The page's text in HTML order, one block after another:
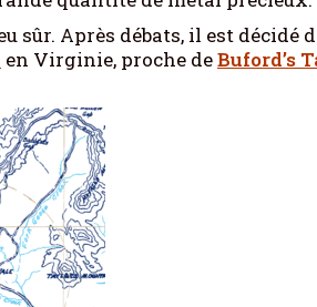
sûr. Après débats, il est décidé
en Virginie, proche deBuford’s